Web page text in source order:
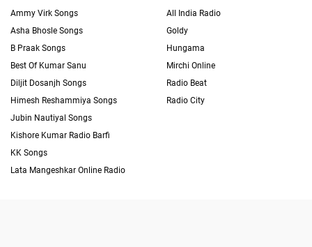
Ammy Virk Songs
Asha Bhosle Songs
B Praak Songs
Best Of Kumar Sanu
Diljit Dosanjh Songs
Himesh Reshammiya Songs
Jubin Nautiyal Songs
Kishore Kumar Radio Barfi
KK Songs
Lata Mangeshkar Online Radio
All India Radio
Goldy
Hungama
Mirchi Online
Radio Beat
Radio City